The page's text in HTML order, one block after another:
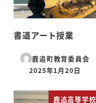
書道アート授業
鹿追町教育委員会
投稿日
2025年1月20日
鹿追高等学校